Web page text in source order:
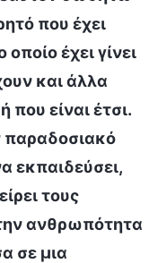
που έχει
έχει γίνει
και άλλα
που είναι έτσι.
παραδοσιακό
εκπαιδεύσει,
τους
ανθρωπότητα
σε μια